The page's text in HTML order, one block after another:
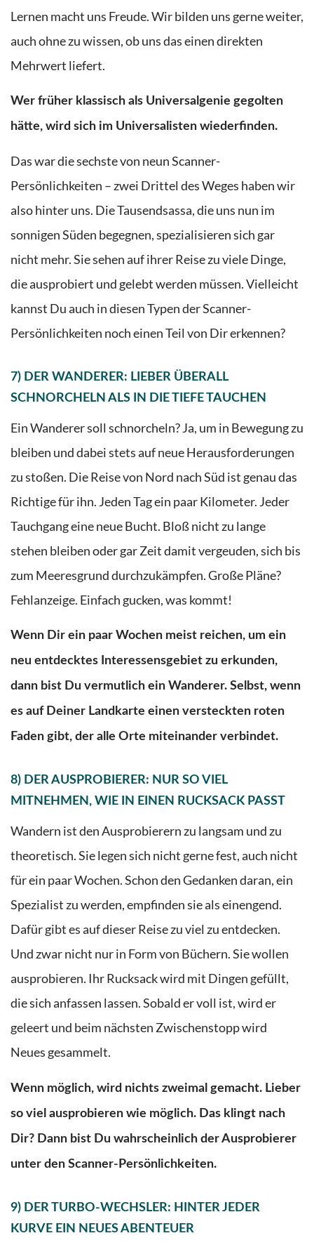
Lernen macht uns Freude. Wir bilden uns gerne weiter,
auch ohne zu wissen, ob uns das einen direkten
Mehrwert liefert.
Wer früher klassisch als Universalgenie gegolten
hätte, wird sich im Universalisten wiederfinden.
Das war die sechste von neun Scanner-
Persönlichkeiten – zwei Drittel des Weges haben wir
also hinter uns. Die Tausendsassa, die uns nun im
sonnigen Süden begegnen, spezialisieren sich gar
nicht mehr. Sie sehen auf ihrer Reise zu viele Dinge,
die ausprobiert und gelebt werden müssen. Vielleicht
kannst Du auch in diesen Typen derScanner-
Persönlichkeiten noch einen Teil von Dir erkennen?
7) DER WANDERER: LIEBER ÜBERALL
SCHNORCHELN ALS IN DIE TIEFE TAUCHEN
Ein Wanderer soll schnorcheln? Ja, um in Bewegung zu
bleiben und dabei stets auf neue Herausforderungen
zu stoßen. Die Reise von Nord nach Süd ist genau das
Richtige für ihn. Jeden Tag ein paar Kilometer. Jeder
Tauchgang eine neue Bucht. Bloß nicht zu lange
stehen bleiben oder gar Zeit damit vergeuden, sich bis
zum Meeresgrund durchzukämpfen. Große Pläne?
Fehlanzeige. Einfach gucken, was kommt!
Wenn Dir ein paar Wochen meist reichen, um ein
neu entdecktes Interessensgebiet zu erkunden,
dann bist Du vermutlich ein Wanderer. Selbst, wenn
es auf Deiner Landkarte einen versteckten roten
Faden gibt, der alle Orte miteinander verbindet.
8) DER AUSPROBIERER: NUR SO VIEL
MITNEHMEN, WIE IN EINEN RUCKSACK PASST
Wandern ist den Ausprobierern zu langsam und zu
theoretisch. Sie legen sich nicht gerne fest, auch nicht
für ein paar Wochen. Schon den Gedanken daran, ein
Spezialist zu werden, empfinden sie als einengend.
Dafür gibt es auf dieser Reise zu viel zu entdecken.
Und zwar nicht nur in Form von Büchern. Sie wollen
ausprobieren. Ihr Rucksack wird mit Dingen gefüllt,
die sich anfassen lassen. Sobald er voll ist, wird er
geleert und beim nächsten Zwischenstopp wird
Neues gesammelt.
Wenn möglich, wird nichts zweimal gemacht. Lieber
so viel ausprobieren wie möglich. Das klingt nach
Dir? Dann bist Du wahrscheinlich der Ausprobierer
unter den Scanner-Persönlichkeiten.
9) DER TURBO-WECHSLER: HINTER JEDER
KURVE EIN NEUES ABENTEUER